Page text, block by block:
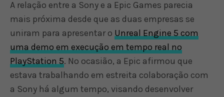
A relação entre a Sony e a Epic Games parecia
mais próxima desde que as duas empresas se
uniram para apresentar o Unreal Engine 5 com
uma demo em execução em tempo real no
PlayStation 5. No ocasião, a Epic afirmou que
estava trabalhando em estreita colaboração com
a Sony há algum tempo, visando desenvolver